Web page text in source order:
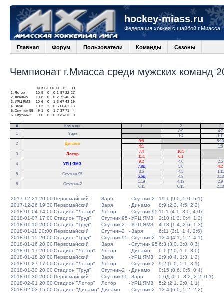
hockey-miass.ru
Федерация хоккея с шайбой г.Миасса
Главная Форум Пользователи Команды Сезоны
Чемпионат г.Миасса среди мужских команд
И В ВО ПО П
О
1.
Лотор 10 9 0 0 1 87-22 27
2.
Динамо 10 8 0 0 2 72-46 24
3. УРЦ ЯМЗ 10 6 0 1 3 67-43 19
4. Заря 10 3 2 0 5 66-62 13
5. Спутник 95 9 1 0 1 7 37-71
4
6. Спутник-2 9 0 0 0 9 26-111 0
# Команда 1 2
3
1
Заря
8:9
4:7
1:4
1:11
2
Динамо
9:8
5:10
4:1
1:6
3
Лотор
7:4 10:5
11:1
6:1
4
УРЦ ЯМЗ
9:2 4:6
2:5
7:8Д
5:6
4:2
5
Спутник 95
3:6 4:5
1:11
5:6Д
4:8
0:13
6
Спутник-2
1:19 4:13
2:9
6:11
0:15 2:13
2017-12-21 20:00Первомайский Заря -Спутник-2
19:1 (9:0, 5:0, 5:1)
2017-12-26 19:30Первомайский Заря - Динамо
8:9 (2:2, 4:5, 2:2)
2018-01-04 14:00Стадион "Лотор" Лотор -Спутник 95 11:1 (4:1, 3:0, 4:0)
2018-01-07 17:00Стадион "Труд" Спутник 95 -УРЦ ЯМЗ
2:10 (1:3, 0:4, 1:3)
2018-01-10 20:00Стадион "Труд" Спутник-2 -УРЦ ЯМЗ
4:13 (1:4, 2:6, 1:3)
2018-01-11 20:00 Первомайский Спутник-2 -Заря
6:11 (3:1, 1:4, 2:6)
2018-01-15 20:00Стадион "Труд" Спутник 95 -Спутник-2
13:4 (4:1, 5:2, 4:1)
2018-01-16 20:00Первомайский Заря -Спутник 95 6:3 (3:0, 3:0, 0:3)
2018-01-17 20:00Стадион "Лотор" Лотор - Динамо
6:1 (2:0, 1:1, 3:0)
2018-01-18 20:00Первомайский Заря -УРЦ ЯМЗ
2:9 (0:4, 1:3, 1:2)
2018-01-27 17:00Стадион "Лотор" Лотор -Спутник-2
9:2 (1:0, 5:1, 3:1)
2018-01-30 20:00Стадион "Труд" Спутник-2 - Динамо
0:15 (0:6, 0:5, 0:4)
2018-01-30 20:00Первомайский Спутник 95 -Заря
5:6Д (0:1, 3:2, 2:2, 0:1)
2018-02-01 20:00Стадион "Лотор" Лотор -УРЦ ЯМЗ
5:2 (2:1, 2:0, 1:1)
2018-02-03 15:00Стадион "Динамо" Динамо -Спутник-2
13:4 (6:0, 5:2, 2:2)